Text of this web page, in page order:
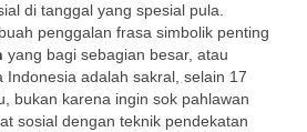
(Book)
di tanggal yang spesial pula.
penggalan frasa simbolik penting
yang bagi sebagian besar, atau
Indonesia adalah sakral, selain 17
bukan karena ingin sok pahlawan
sosial dengan teknik pendekatan